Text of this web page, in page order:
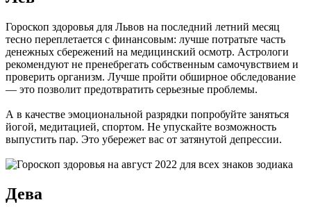
Гороскоп здоровья для Львов на последний летний месяц
тесно переплетается с финансовым: лучше потратьте часть
денежных сбережений на медицинский осмотр. Астрологи
рекомендуют не пренебрегать собственным самочувствием и
проверить организм. Лучше пройти обширное обследование
— это позволит предотвратить серьезные проблемы.
А в качестве эмоциональной разрядки попробуйте заняться
йогой, медитацией, спортом. Не упускайте возможность
выпустить пар. Это убережет вас от затянутой депрессии.
Дева